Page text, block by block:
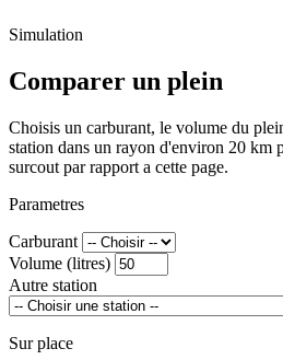
Simulation
Comparer un plein
Choisis un carburant, le volume du
station dans un rayon d'environ 20 km
surcout par rapport a cette page.
Parametres
Carburant
Volume (litres)
Autre station
Sur place